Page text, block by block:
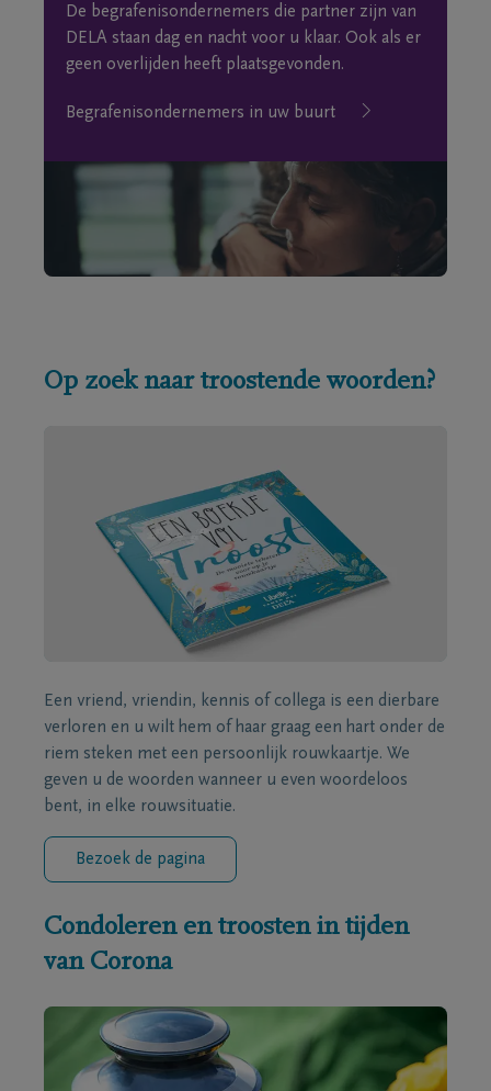
De begrafenisondernemers die partner zijn van
DELA staan dag en nacht voor u klaar. Ook als er
geen overlijden heeft plaatsgevonden.
Begrafenisondernemers in uw buurt
Op zoek naar troostende woorden?
Een vriend, vriendin, kennis of collega is een dierbare
verloren en u wilt hem of haar graag een hart onder de
riem steken met een persoonlijk rouwkaartje. We
geven u de woorden wanneer u even woordeloos
bent, in elke rouwsituatie.
Bezoek de pagina
Condoleren en troosten in tijden
van Corona